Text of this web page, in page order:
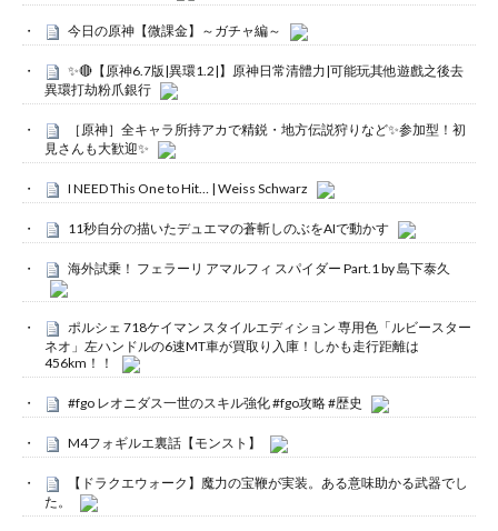
今日の原神【微課金】～ガチャ編～
✨🔴【原神6.7版|異環1.2|】原神日常清體力|可能玩其他遊戲之後去
異環打劫粉爪銀行
［原神］全キャラ所持アカで精鋭・地方伝説狩りなど✨参加型！初
見さんも大歓迎✨
I NEED This One to Hit… | Weiss Schwarz
11秒自分の描いたデュエマの蒼斬しのぶをAIで動かす
海外試乗！ フェラーリ アマルフィ スパイダー Part.1 by 島下泰久
ポルシェ 718ケイマン スタイルエディション 専用色「ルビースター
ネオ」左ハンドルの6速MT車が買取り入庫！しかも走行距離は
456km！！
#fgo レオニダス一世のスキル強化 #fgo攻略 #歴史
M4フォギルエ裏話【モンスト】
【ドラクエウォーク】魔力の宝鞭が実装。ある意味助かる武器でし
た。